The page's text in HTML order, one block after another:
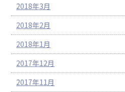
2018年3月
2018年2月
2018年1月
2017年12月
2017年11月